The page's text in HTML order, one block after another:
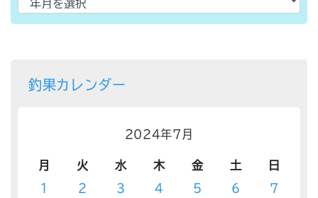
釣果カレンダー
2024年7月
月 火 水 木 金 土
日
1
2 3 4 5 6
7